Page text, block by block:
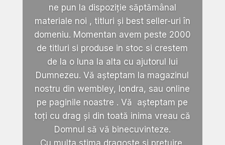
ne pun la dispoziție săptămânal
materiale noi , titluri și best seller-uri în
domeniu. Momentan avem peste 2000
de titluri si produse in stoc si crestem
de la o luna la alta cu ajutorul lui
Dumnezeu. Vă așteptam la magazinul
nostru din wembley, londra, sau online
pe paginile noastre . Vă așteptam pe
toți cu drag și din toată inima vreau că
Domnul să vă binecuvinteze.